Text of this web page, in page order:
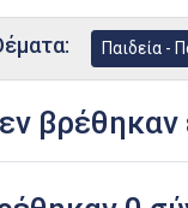
Παιδεία -
βρέθηκαν